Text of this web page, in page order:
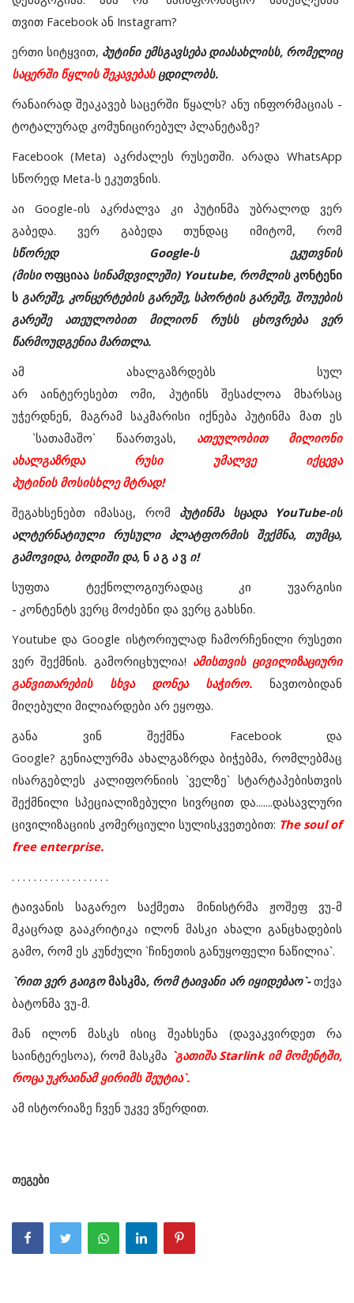
თვით Facebook ან Instagram?
ერთი სიტყვით, პუტინი ემსგავსება დიასახლისს, რომელიც
საცერში წყლის შეკავებასცდილობს.
რანაირად შეაკავებ საცერში წყალს? ანუ ინფორმაციას -
ტოტალურად კომუნიცირებულ პლანეტაზე?
Facebook (Meta) აკრძალეს რუსეთში. არადა WhatsApp
სწორედ Meta-ს ეკუთვნის.
აი Google-ის აკრძალვა კი პუტინმა უბრალოდ ვერ
გაბედა. ვერ გაბედა თუნდაც იმიტომ, რომ
სწორედ Google-ს ეკუთვნის
(მისიოფციაა სინამდვილეში) Youtube, რომლისკონტენი
ს გარეშე, კონცერტების გარეშე, სპორტის გარეშე, შოუების
გარეშე ათეულობით მილიონ რუსს ცხოვრება ვერ
წარმოუდგენია მართლა.
ამ ახალგაზრდებს სულ
არ აინტერესებთ ომი, პუტინს შესაძლოა მხარსაც
უჭერდნენ, მაგრამ საკმარისი იქნება პუტინმა მათ ეს
`სათამაშო` წაართვას, ათეულობით მილიონი
ახალგაზრდა რუსი უმალვე იქცევა
პუტინის მოსისხლე მტრად!
შეგახსენებთ იმასაც, რომ პუტინმა სცადა YouTube-ის
ალტერნატიული რუსული პლატფორმის შექმნა, თუმცა,
გამოვიდა, ბოდიში და, ნ აგ ავ ი!
სუფთა ტექნოლოგიურადაც კი უვარგისი
- კონტენტს ვერც მოძებნი და ვერც გახსნი.
Youtube დაGoogle ისტორიულად ჩამორჩენილი რუსეთი
ვერ შექმნის. გამორიცხულია! ამისთვის ცივილიზაციური
განვითარების სხვა დონეა საჭირო. ნავთობიდან
მიღებული მილიარდები არ ეყოფა.
განა ვინ შექმნა Facebook და
Google? გენიალურმა ახალგაზრდა ბიჭებმა, რომლებმაც
ისარგებლეს კალიფორნიის `ველზე` სტარტაპებისთვის
შექმნილი სპეციალიზებული სივრცით და.......დასავლური
ცივილიზაციის კომერციული სულისკვეთებით: The soul of
free enterprise.
. . . . . . . . . . . . . . . . . .
ტაივანის საგარეო საქმეთა მინისტრმა ჟოშეფ ვუ-მ
მკაცრად გააკრიტიკა ილონ მასკი ახალი განცხადების
გამო, რომ ეს კუნძული `ჩინეთის განუყოფელი ნაწილია`.
`რით ვერ გაიგომასკმა, რომ ტაივანი არ იყიდებაო`-თქვა
ბატონმა ვუ-მ.
მან ილონ მასკს ისიც შეახსენა (დავაკვირდეთ რა
საინტერესოა), რომ მასკმა `გათიშაStarlink იმ მომენტში,
როცა უკრაინამ ყირიმს შეუტია`.
ამ ისტორიაზე ჩვენ უკვე ვწერდით.
თეგები